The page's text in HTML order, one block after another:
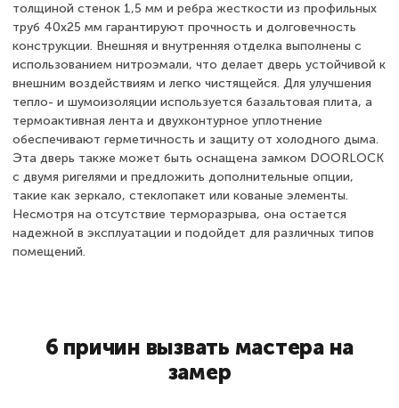
толщиной стенок 1,5 мм и ребра жесткости из профильных
труб 40x25 мм гарантируют прочность и долговечность
конструкции. Внешняя и внутренняя отделка выполнены с
использованием нитроэмали, что делает дверь устойчивой к
внешним воздействиям и легко чистящейся. Для улучшения
тепло- и шумоизоляции используется базальтовая плита, а
термоактивная лента и двухконтурное уплотнение
обеспечивают герметичность и защиту от холодного дыма.
Эта дверь также может быть оснащена замком DOORLOCK
с двумя ригелями и предложить дополнительные опции,
такие как зеркало, стеклопакет или кованые элементы.
Несмотря на отсутствие терморазрыва, она остается
надежной в эксплуатации и подойдет для различных типов
помещений.
6 причин вызвать мастера на
замер